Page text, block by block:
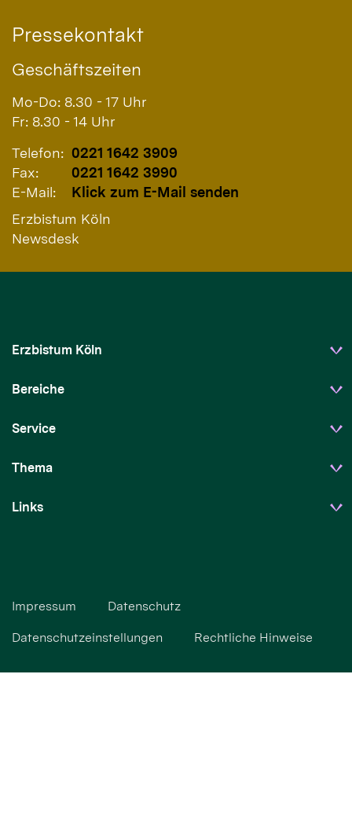
Pressekontakt
Geschäftszeiten
Mo-Do: 8.30 - 17 Uhr
Fr: 8.30 - 14 Uhr
Telefon: 0221 1642 3909
Fax:
0221 1642 3990
E-Mail:
Klick zum E-Mail senden
Erzbistum Köln
Newsdesk
Erzbistum Köln
Bereiche
Service
Thema
Links
Impressum Datenschutz
Datenschutzeinstellungen Rechtliche Hinweise